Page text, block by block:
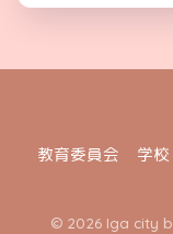
教育委員会 学
© 2026 Iga city